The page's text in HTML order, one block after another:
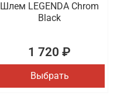
Шлем LEGENDA Chrom
Black
1 720 ₽
Выбрать